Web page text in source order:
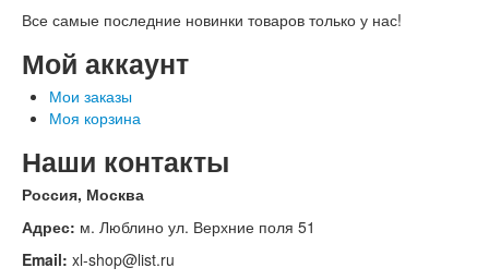
Все самые последние новинки товаров только у нас!
Мой аккаунт
Мои заказы
Моя корзина
Наши контакты
Россия, Москва
Адрес: м. Люблино ул. Верхние поля 51
Email: xl-shop@list.ru